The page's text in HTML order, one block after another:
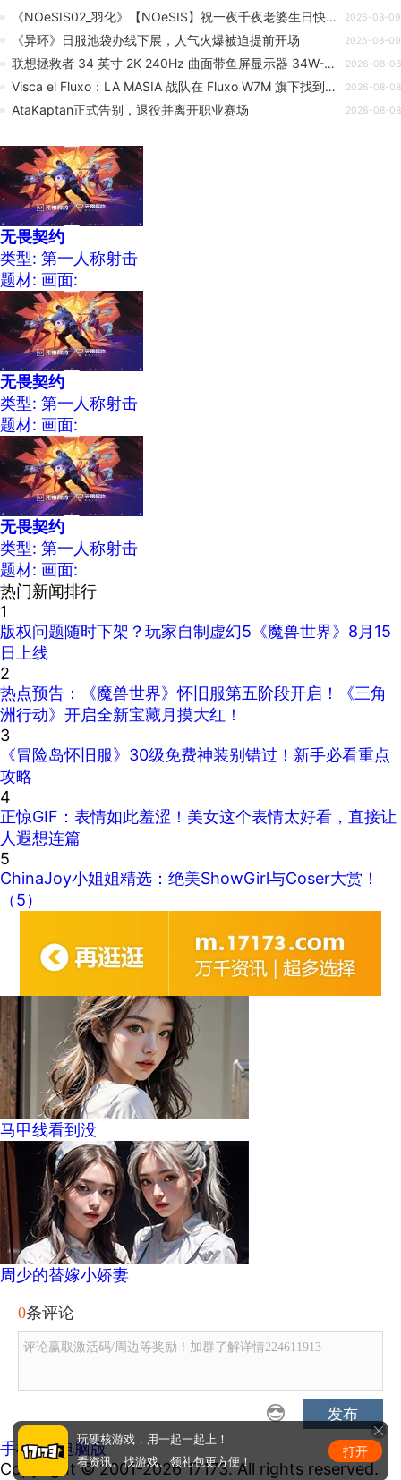
《NOeSIS02_羽化》【NOeSIS】祝一夜千夜老婆生日快乐！抽奖以及NOeSIS重制PC版预告 2026-08-09
《异环》日服池袋办线下展，人气火爆被迫提前开场 2026-08-09
联想拯救者 34 英寸 2K 240Hz 曲面带鱼屏显示器 34W-2c 上市，1799 元 2026-08-08
Visca el Fluxo：LA MASIA 战队在 Fluxo W7M 旗下找到新归宿 2026-08-08
AtaKaptan正式告别，退役并离开职业赛场 2026-08-08
无畏契约
类型: 第一人称射击
题材: 画面:
无畏契约
类型: 第一人称射击
题材: 画面:
无畏契约
类型: 第一人称射击
题材: 画面:
热门新闻排行
1
版权问题随时下架？玩家自制虚幻5《魔兽世界》8月15
日上线
2
热点预告：《魔兽世界》怀旧服第五阶段开启！《三角
洲行动》开启全新宝藏月摸大红！
3
《冒险岛怀旧服》30级免费神装别错过！新手必看重点
攻略
4
正惊GIF：表情如此羞涩！美女这个表情太好看，直接让
人遐想连篇
5
ChinaJoy小姐姐精选：绝美ShowGirl与Coser大赏！
（5）
马甲线看到没
周少的替嫁小娇妻
0条评论
评论赢取激活码/周边等奖励！加群了解详情224611913
发布
手机版|电脑版
Copyright © 2001-2026 17173. All rights reserved.
玩硬核游戏，用一起一起上！
看资讯、找游戏、领礼包更方便！
打开